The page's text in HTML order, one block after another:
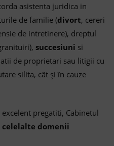
asistenta juridica in
de familie (divort, cereri
de intretinere), dreptul
succesiuni si
de proprietari sau litigii cu
silita, cât și în cauze
pregatiti, Cabinetul
celelalte domenii